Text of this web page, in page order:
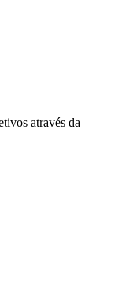
através da